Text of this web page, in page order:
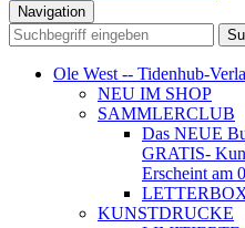
Navigation
Ole West -- Tidenhub-
NEU IM SHOP
SAMMLERCLUB
Das NEUE
GRATIS-
Erscheint am
KUNSTDRUCKE